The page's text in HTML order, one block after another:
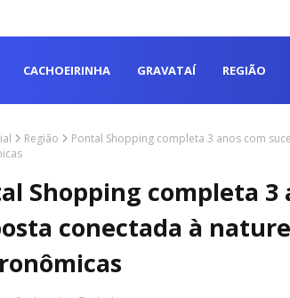
CACHOEIRINHA GRAVATAÍ REGIÃO
Região
Pontal Shopping completa 3 anos com
Shopping completa 3
conectada à